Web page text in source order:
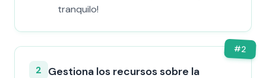
tranquilo!
#2
2
Gestiona los recursos sobre la